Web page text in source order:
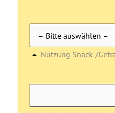
Nutzung Snack-/